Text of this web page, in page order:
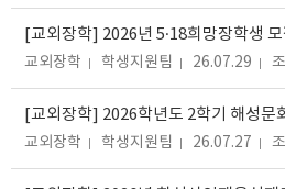
[교외장학] 2026년 5·18희망장학생 모
교외장학 학생지원팀 26.07.29
교외장학 학생지원팀 26.07.27